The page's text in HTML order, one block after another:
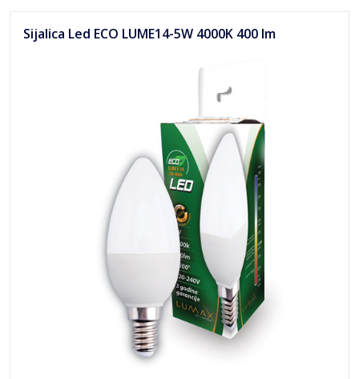
Sijalica Led ECO LUME14-5W 4000K 400 lm